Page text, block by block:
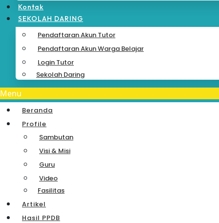
Kontak
SEKOLAH DARING
Pendaftaran Akun Tutor
Pendaftaran Akun Warga Belajar
Login Tutor
Sekolah Daring
Menu
Beranda
Profile
Sambutan
Visi & Misi
Guru
Video
Fasilitas
Artikel
Hasil PPDB